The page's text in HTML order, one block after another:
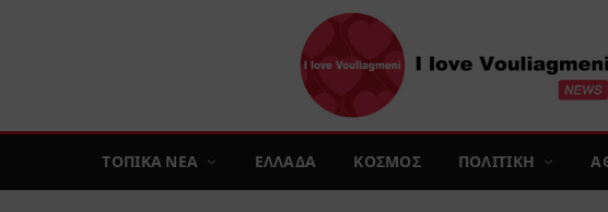
ΤΟΠΙΚΑ ΝΕΑ ΕΛΛΑΔΑ ΚΟΣΜΟΣ ΠΟΛΙΤΙΚΗ